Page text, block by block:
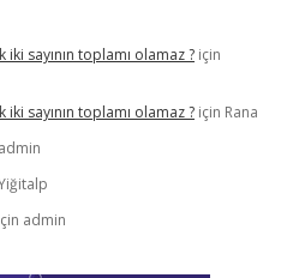
iki sayının toplamı olamaz ? için
iki sayının toplamı olamaz ? için Rana
admin
admin